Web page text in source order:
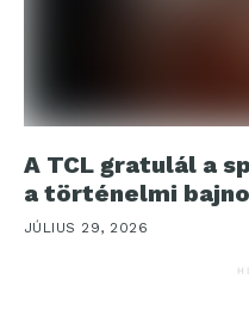
A TCL gratulál a
a történelmi
JÚLIUS 29, 2026